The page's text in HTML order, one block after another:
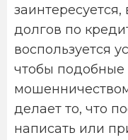
долгов по
воспользуется
чтобы
делает то, что
написать или